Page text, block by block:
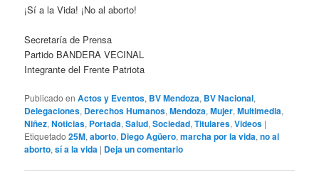
¡Sí a la Vida! ¡No al aborto!
Secretaría de Prensa
Partido BANDERA VECINAL
Integrante del Frente Patriota
Publicado en Actos y Eventos, BV Mendoza, BV Nacional,
Delegaciones, Derechos Humanos,Mendoza,Mujer,Multimedia,
Niñez,Noticias, Portada,Salud,Sociedad,Titulares,Videos |
Etiquetado 25M,aborto, Diego Agüero,marcha por la vida,no al
aborto,sí a la vida | Deja un comentario